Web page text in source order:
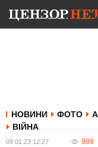
НОВИНИ ФОТО
ВІЙНА
09.01.23 12:27 989